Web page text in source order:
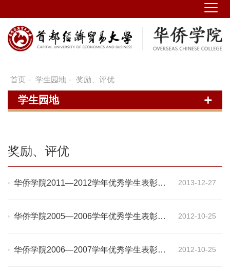
首页 - 学生园地 - 奖励、评优
学生园地
奖励、评优
华侨学院2011—2012学年优秀学生表彰决
2013-12-27
华侨学院2005—2006学年优秀学生表彰决
2012-10-25
华侨学院2006—2007学年优秀学生表彰决
2012-10-25